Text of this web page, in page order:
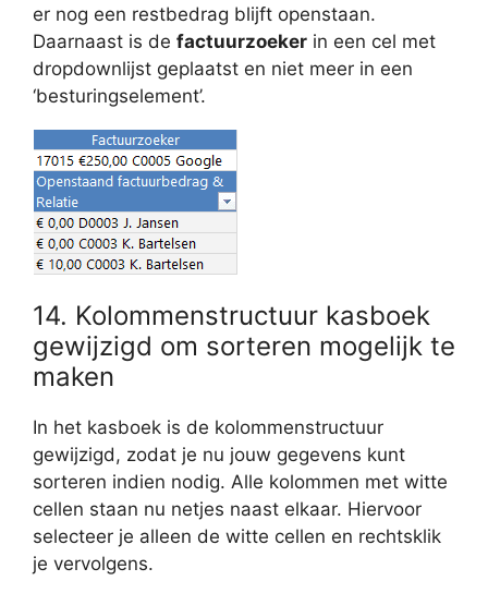
er nog een restbedrag blijft openstaan.
Daarnaast is de factuurzoeker in een cel met
dropdownlijst geplaatst en niet meer in een
‘besturingselement’.
14. Kolommenstructuur kasboek
gewijzigd om sorteren mogelijk te
maken
In het kasboek is de kolommenstructuur
gewijzigd, zodat je nu jouw gegevens kunt
sorteren indien nodig. Alle kolommen met witte
cellen staan nu netjes naast elkaar. Hiervoor
selecteer je alleen de witte cellen en rechtsklik
je vervolgens.